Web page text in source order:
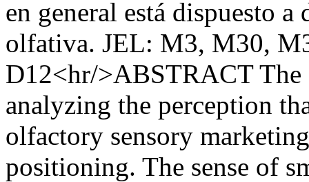
en general está dispuesto
olfativa. JEL: M3, M30,
D12<hr/>ABSTRACT The
analyzing the perception
olfactory sensory
positioning. The sense of